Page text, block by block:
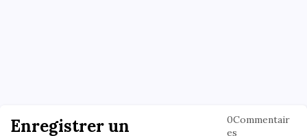
Enregistrer un
0Commentair
es